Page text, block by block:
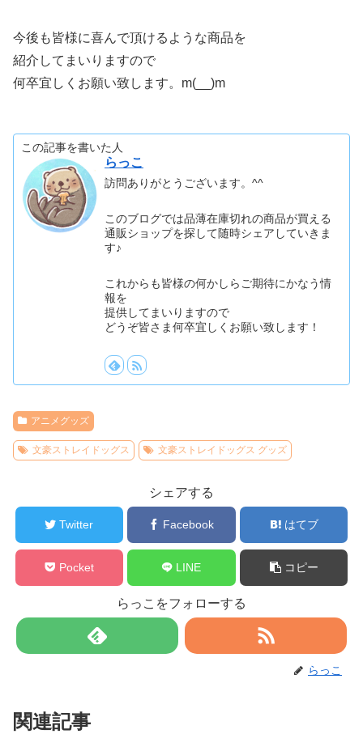
今後も皆様に喜んで頂けるような商品を
紹介してまいりますので
何卒宜しくお願い致します。m(__)m
この記事を書いた人
らっこ
訪問ありがとうございます。^^
このブログでは品薄在庫切れの商品が買える
通販ショップを探して随時シェアしていきま
す♪
これからも皆様の何かしらご期待にかなう情
報を
提供してまいりますので
どうぞ皆さま何卒宜しくお願い致します！
アニメグッズ
文豪ストレイドッグス 文豪ストレイドッグス グッズ
シェアする
Twitter Facebook はてブ
Pocket LINE コピー
らっこをフォローする
らっこ
関連記事